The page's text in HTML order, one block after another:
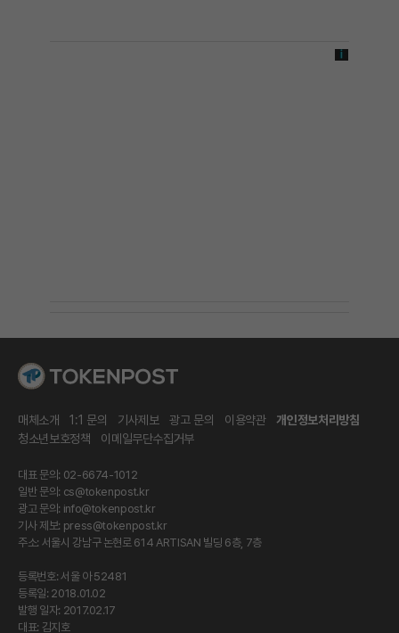
매체소개 1:1 문의 기사제보 광고 문의 이용약관
개인정보처리방침
청소년보호정책
이메일무단수집거부
대표 문의: 02-6674-1012
일반 문의: cs@tokenpost.kr
광고 문의: info@tokenpost.kr
기사 제보: press@tokenpost.kr
주소: 서울시 강남구 논현로 614 ARTISAN 빌딩 6층, 7층
등록번호: 서울 아 52481
등록일: 2018.01.02
발행 일자: 2017.02.17
대표: 김지호